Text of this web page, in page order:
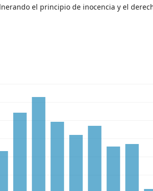
el principio de inocencia y el